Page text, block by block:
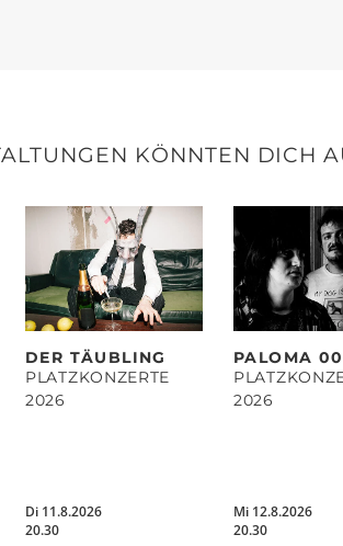
KÖNNTEN DICH
DER TÄUBLING
PLATZKONZERTE
2026
Di 11.8.2026
20.30
PALOMA
2026
Mi 12.8.2026
20.30